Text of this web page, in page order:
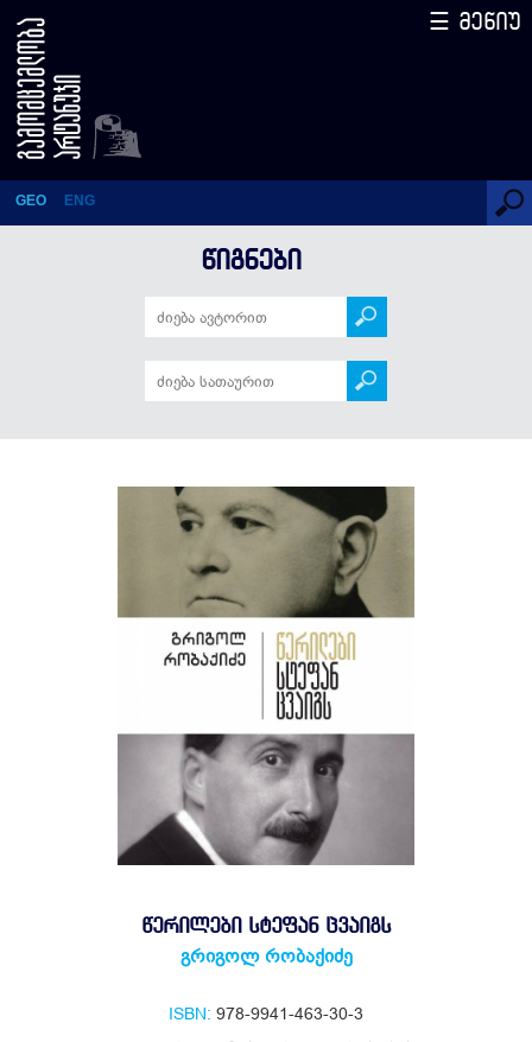
წერილები სტეფან ცვაიგს
GEO ENG
☰ მენიუ
ᲬᲘᲒᲜᲔᲑᲘ
ᲬᲔᲠᲘᲚᲔᲑᲘ ᲡᲢᲔᲤᲐᲜ ᲪᲕᲐᲘᲒᲡ
გრიგოლ რობაქიძე
ISBN: 978-9941-463-30-3